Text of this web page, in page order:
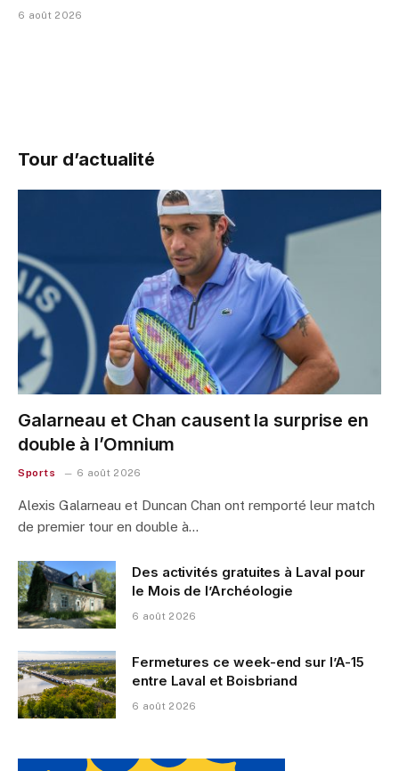
6 août 2026
Tour d’actualité
Galarneau et Chan causent la surprise en
double à l’Omnium
Sports 6 août 2026
Alexis Galarneau et Duncan Chan ont remporté leur match
de premier tour en double à…
Des activités gratuites à Laval pour
le Mois de l’Archéologie
6 août 2026
Fermetures ce week-end sur l’A-15
entre Laval et Boisbriand
6 août 2026